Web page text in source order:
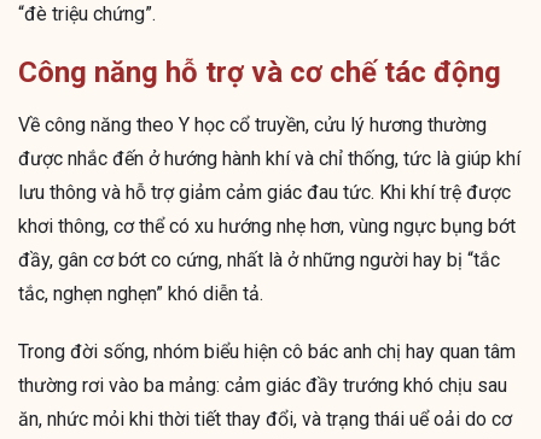
“đè triệu chứng”.
Công năng hỗ trợ và cơ chế tác động
Về công năng theo Y học cổ truyền, cửu lý hương thường
được nhắc đến ở hướng hành khí và chỉ thống, tức là giúp khí
lưu thông và hỗ trợ giảm cảm giác đau tức. Khi khí trệ được
khơi thông, cơ thể có xu hướng nhẹ hơn, vùng ngực bụng bớt
đầy, gân cơ bớt co cứng, nhất là ở những người hay bị “tắc
tắc, nghẹn nghẹn” khó diễn tả.
Trong đời sống, nhóm biểu hiện cô bác anh chị hay quan tâm
thường rơi vào ba mảng: cảm giác đầy trướng khó chịu sau
ăn, nhức mỏi khi thời tiết thay đổi, và trạng thái uể oải do cơ